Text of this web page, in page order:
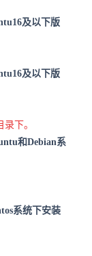
及以下版
及以下版
下。
和Debian系
系统下安装